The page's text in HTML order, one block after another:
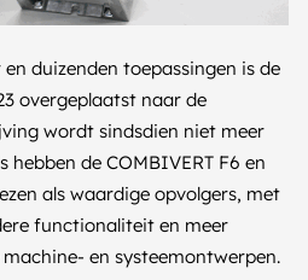
duizenden toepassingen is de
overgeplaatst naar de
wordt sindsdien niet meer
de COMBIVERT F6 en
als waardige opvolgers, met
functionaliteit en meer
en systeemontwerpen.